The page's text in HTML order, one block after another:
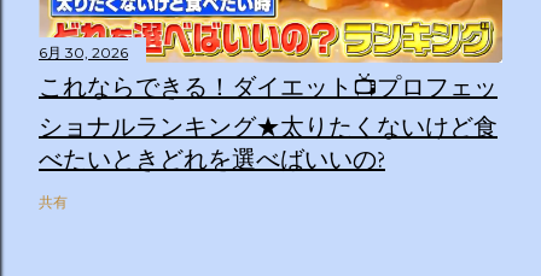
6月 30, 2026
これならできる！ダイエット📺プロフェッ
ショナルランキング★太りたくないけど食
べたいときどれを選べばいいの?
共有